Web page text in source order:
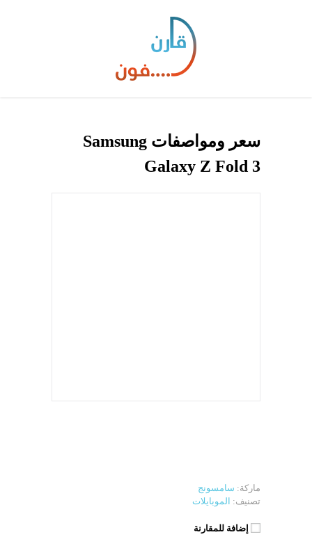
سعر ومواصفات Samsung
Galaxy Z Fold 3
ماركة: سامسونج
تصنيف: الموبايلات
إضافة للمقارنة